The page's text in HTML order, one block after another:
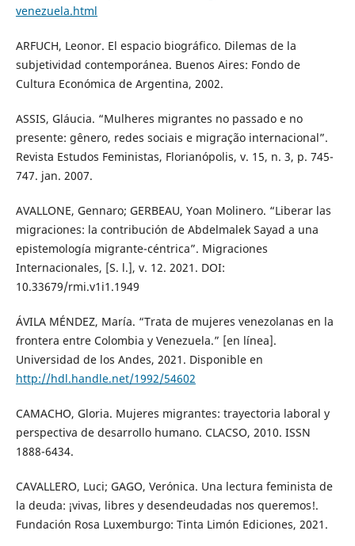
venezuela.html
ARFUCH, Leonor. El espacio biográfico. Dilemas de la
subjetividad contemporánea. Buenos Aires: Fondo de
Cultura Económica de Argentina, 2002.
ASSIS, Gláucia. “Mulheres migrantes no passado e no
presente: gênero, redes sociais e migração internacional”.
Revista Estudos Feministas, Florianópolis, v. 15, n. 3, p. 745-
747. jan. 2007.
AVALLONE, Gennaro; GERBEAU, Yoan Molinero. “Liberar las
migraciones: la contribución de Abdelmalek Sayad a una
epistemología migrante-céntrica”. Migraciones
Internacionales, [S. l.], v. 12. 2021. DOI:
10.33679/rmi.v1i1.1949
ÁVILA MÉNDEZ, María. “Trata de mujeres venezolanas en la
frontera entre Colombia y Venezuela.” [en línea].
Universidad de los Andes, 2021. Disponible en
http://hdl.handle.net/1992/54602
CAMACHO, Gloria. Mujeres migrantes: trayectoria laboral y
perspectiva de desarrollo humano. CLACSO, 2010. ISSN
1888-6434.
CAVALLERO, Luci; GAGO, Verónica. Una lectura feminista de
la deuda: ¡vivas, libres y desendeudadas nos queremos!.
Fundación Rosa Luxemburgo: Tinta Limón Ediciones, 2021.